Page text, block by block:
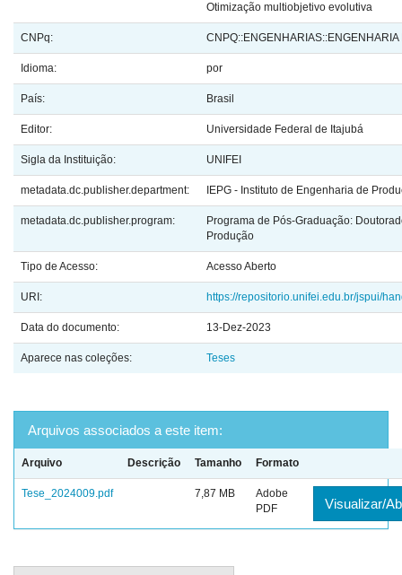
Otimização multiobjetivo evolutiva
CNPq:
Idioma: por
País: Brasil
Editor: Universidade Federal de Itajubá
Sigla da Instituição: UNIFEI
metadata.dc.publisher.department: IEPG - Instituto de Engenharia de
metadata.dc.publisher.program:
Programa de Pós-Graduação:
Produção
Tipo de Acesso: Acesso Aberto
URI: https://repositorio.unifei.edu.br/jspui/
Data do documento: 13-Dez-2023
Aparece nas coleções: Teses
Arquivos associados a este item:
Arquivo Descrição Tamanho Formato
Tese_2024009.pdf 7,87 MB
Adobe
PDF
Visualizar/